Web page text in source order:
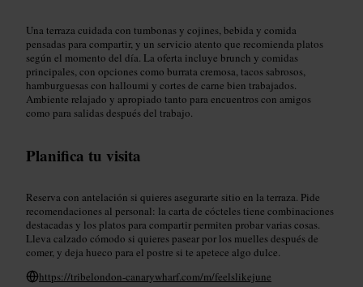
Una terraza cuidada con tumbonas y cojines, bebida y comida
pensadas para compartir, y un servicio atento que recomienda platos
según el momento del día. La oferta incluye brunch y comidas
principales, con opciones como burrata cremosa, tacos sabrosos,
hamburguesas con halloumi y cortes de carne bien trabajados.
Ambiente relajado y apropiado tanto para encuentros con amigos
como para salidas después del trabajo.
Planifica tu visita
Reserva con antelación si quieres asegurarte sitio en la terraza. Pide
recomendaciones al personal: la carta de cócteles tiene combinaciones
destacadas y los platos para compartir permiten probar varias cosas.
Lleva calzado cómodo si quieres pasear por los muelles después de
comer, y deja hueco para el postre si te apetece algo dulce.
https://tribelondon-canarywharf.com/m/feelslikejune